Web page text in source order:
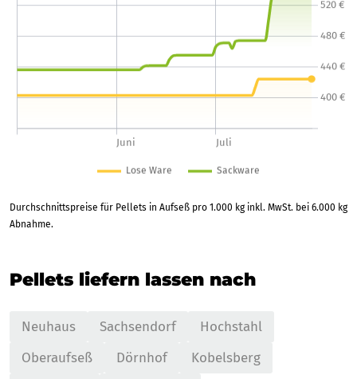
Durchschnittspreise für Pellets in Aufseß pro 1.000 kg inkl. MwSt. bei 6.000 kg
Abnahme.
Pellets liefern lassen nach
Neuhaus Sachsendorf
Hochstahl
Oberaufseß
Dörnhof
Kobelsberg